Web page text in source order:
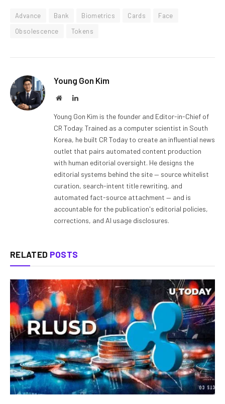
Advance Bank Biometrics Cards
Face
Obsolescence
Tokens
Young Gon Kim
WebsiteLinkedIn
Young Gon Kim is the founder and Editor-in-Chief of
CR Today. Trained as a computer scientist in South
Korea, he built CR Today to create an influential news
outlet that pairs automated content production
with human editorial oversight. He designs the
editorial systems behind the site — source whitelist
curation, search-intent title rewriting, and
automated fact-source attachment — and is
accountable for the publication's editorial policies,
corrections, and AI usage disclosures.
RELATED POSTS